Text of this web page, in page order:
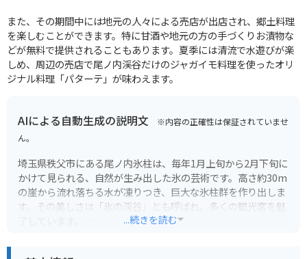
また、その期間中には地元の人々による売店が出店され、郷土料理
を楽しむことができます。特に甘酒や地元の方の手づくりお漬物な
どが無料で提供されることもあります。夏季には清流で水遊びが楽
しめ、周辺の売店で尾ノ内渓谷だけのジャガイモ料理を使ったオリ
ジナル料理「パターテ」が味わえます。
AIによる自動生成の説明文 ※内容の正確性は保証されていませ
ん。
埼玉県秩父市にある尾ノ内氷柱は、毎年1月上旬から2月下旬に
かけて見られる、自然が生み出した氷の芸術です。高さ約30m
の崖から流れ落ちる水が凍りつき、巨大な氷柱群を作り出しま
す。その美しさは「氷の渓谷」とも呼ばれ、多くの観光客を魅
...続きを読む